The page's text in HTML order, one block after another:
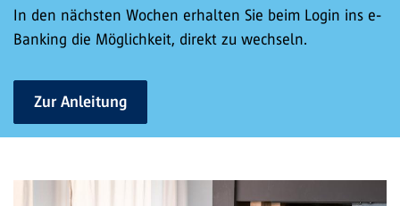
In den nächsten Wochen erhalten Sie beim Login ins e-
Banking die Möglichkeit, direkt zu wechseln.
Zur Anleitung